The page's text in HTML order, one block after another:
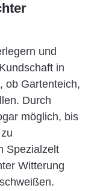
und
in
ob Gartenteich,
Durch
möglich, bis
Spezi­alzelt
Witterung